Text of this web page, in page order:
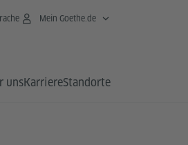
Mein Goethe.de
unsKarriereStandorte